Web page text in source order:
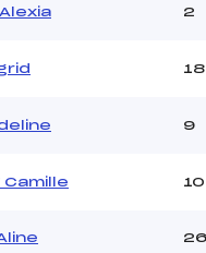
:
Alexia 2
18
9
Camille 10
26